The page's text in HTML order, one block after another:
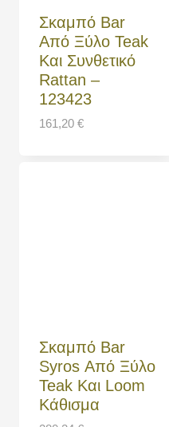
Σκαμπό Bar
Από Ξύλο Teak
Και Συνθετικό
Rattan –
123423
161,20 €
Σκαμπό Bar
Syros Από Ξύλο
Teak Και Loom
Κάθισμα